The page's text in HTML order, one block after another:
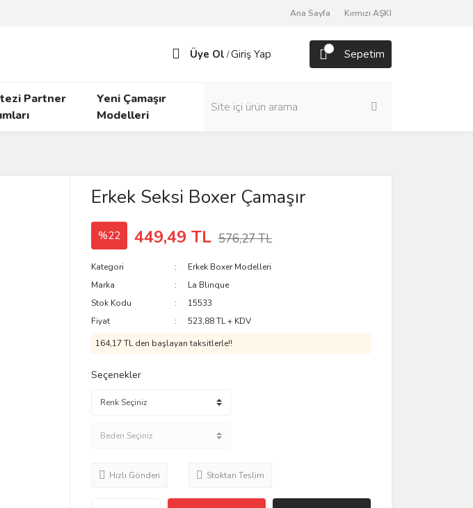
Ana Sayfa Kırmızı AŞKI
Üye Ol /Giriş Yap Sepetim
Partner
Yeni Çamaşır
Modelleri
Erkek Seksi Boxer Çamaşır
%22 449,49 TL 576,27 TL
Kategori
Erkek Boxer Modelleri
Marka
La Blinque
Stok Kodu
15533
Fiyat
523,88 TL + KDV
164,17 TL den başlayan taksitlerle!!
Seçenekler
Hızlı Gönderi Stoktan Teslim